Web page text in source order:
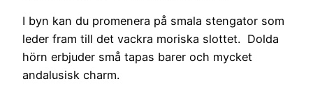
I byn kan du promenera på smala stengator som
leder fram till det vackra moriska slottet. Dolda
hörn erbjuder små tapas barer och mycket
andalusisk charm.